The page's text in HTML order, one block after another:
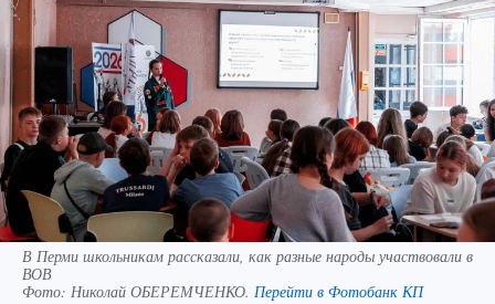
В Перми школьникам рассказали, как разные народы участвовали в
ВОВ
Фото: Николай ОБЕРЕМЧЕНКО. Перейти в Фотобанк КП